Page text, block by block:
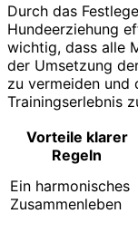
Durch das
Hundeerziehung
wichtig, dass alle
der Umsetzung
zu vermeiden und
Trainingserlebnis
Vorteile klarer
Regeln
Ein harmonisches
Zusammenleben